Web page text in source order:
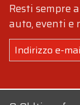
Resti sempre
auto, eventi e